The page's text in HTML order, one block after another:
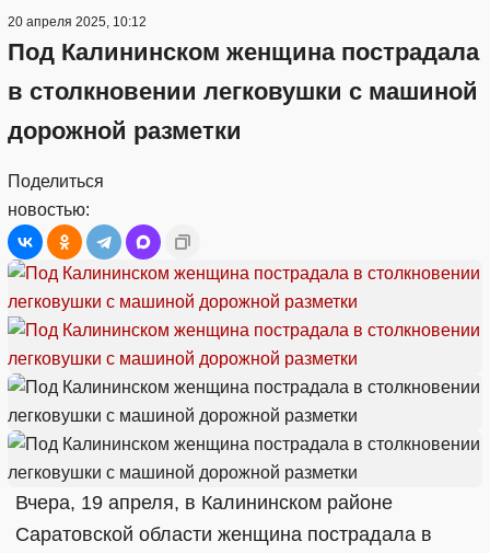
20 апреля 2025, 10:12
Под Калининском женщина пострадала
в столкновении легковушки с машиной
дорожной разметки
Поделиться
новостью:
Вчера, 19 апреля, в Калининском районе
Саратовской области женщина пострадала в